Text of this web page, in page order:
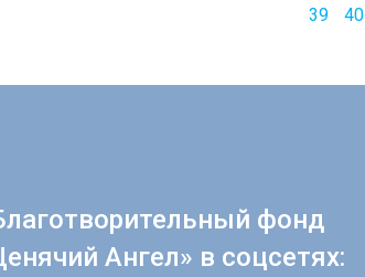
39 40
фонд
Ангел» в соцсетях: